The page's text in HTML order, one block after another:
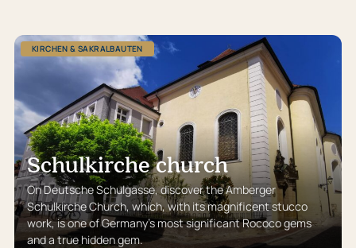
KIRCHEN & SAKRALBAUTEN
Schulkirche church
On Deutsche Schulgasse, discover the Amberger
Schulkirche Church, which, with its magnificent stucco
work, is one of Germany’s most significant Rococo gems
and a true hidden gem.